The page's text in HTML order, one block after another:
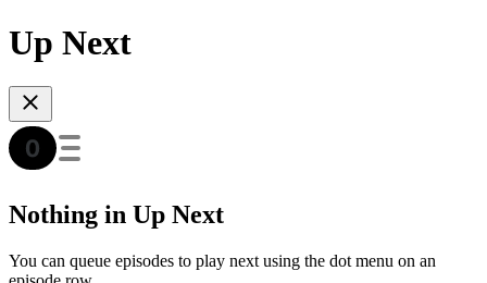
Up Next
Nothing in Up Next
You can queue episodes to play next using the dot menu on an